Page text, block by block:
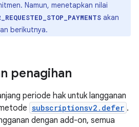
Namun, menetapkan nilai
akan
berikutnya.
penagihan
periode hak untuk langganan
subscriptionsv2.defer .
dengan add-on, semua